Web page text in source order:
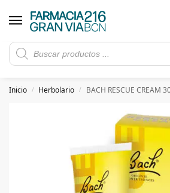
Rebajas de verano hasta -30%
5€ de descuento con el cupón 5GRANVIA
Inicio / Herbolario / BACH RESCUE CREAM